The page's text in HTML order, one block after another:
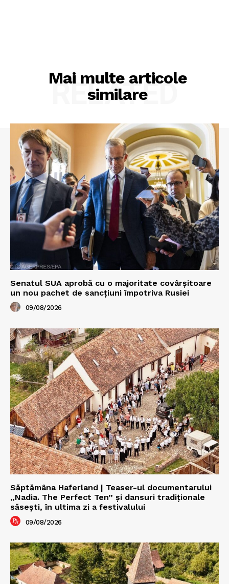
Mai multe articole
similare
RELATED
Senatul SUA aprobă cu o majoritate covârșitoare
un nou pachet de sancțiuni împotriva Rusiei
09/08/2026
Săptămâna Haferland | Teaser-ul documentarului
„Nadia. The Perfect Ten” şi dansuri tradiţionale
săseşti, în ultima zi a festivalului
09/08/2026